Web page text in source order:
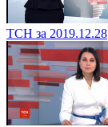
ТСН за 2019.12.28